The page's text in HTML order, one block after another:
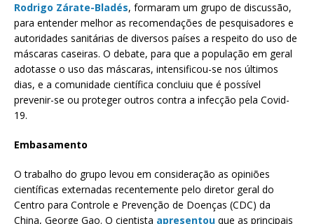
Rodrigo Zárate-Bladés, formaram um grupo de discussão,
para entender melhor as recomendações de pesquisadores e
autoridades sanitárias de diversos países a respeito do uso de
máscaras caseiras. O debate, para que a população em geral
adotasse o uso das máscaras, intensificou-se nos últimos
dias, e a comunidade científica concluiu que é possível
prevenir-se ou proteger outros contra a infecção pela Covid-
19.
Embasamento
O trabalho do grupo levou em consideração as opiniões
científicas externadas recentemente pelo diretor geral do
Centro para Controle e Prevenção de Doenças (CDC) da
China, George Gao. O cientista apresentou que as principais